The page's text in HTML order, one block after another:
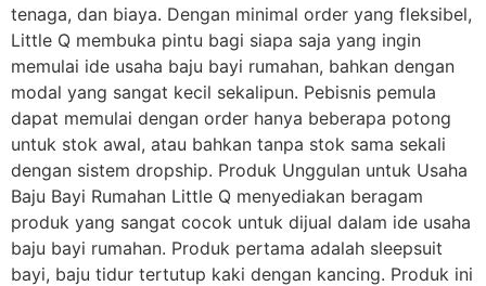
tenaga, dan biaya. Dengan minimal order yang fleksibel,
Little Q membuka pintu bagi siapa saja yang ingin
memulai ide usaha baju bayi rumahan, bahkan dengan
modal yang sangat kecil sekalipun. Pebisnis pemula
dapat memulai dengan order hanya beberapa potong
untuk stok awal, atau bahkan tanpa stok sama sekali
dengan sistem dropship. Produk Unggulan untuk Usaha
Baju Bayi Rumahan Little Q menyediakan beragam
produk yang sangat cocok untuk dijual dalam ide usaha
baju bayi rumahan. Produk pertama adalah sleepsuit
bayi, baju tidur tertutup kaki dengan kancing. Produk ini